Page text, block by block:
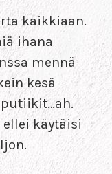
kaikkiaan.
ihana
mennä
kesä
putiikit…ah.
käytäisi